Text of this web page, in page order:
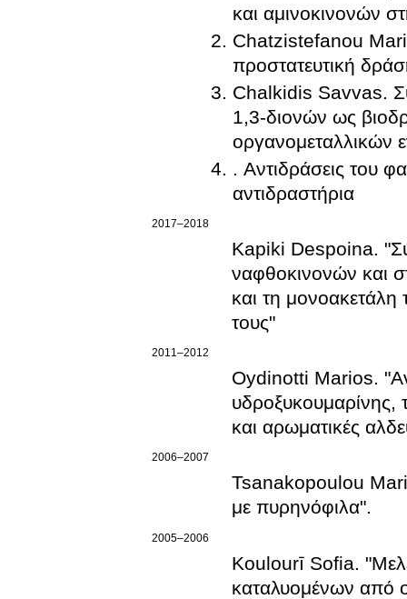
και αμινοκινονών
Chatzistefanou
προστατευτική
Chalkidis Savvas.
1,3-διονών ως
οργανομεταλλικών
. Αντιδράσεις του
αντιδραστήρια
2017–2018
Kapiki Despoina.
ναφθοκινονών και σταθερών ινδολυλο-ο-κινομεθιδίων από τη λοουσόνη
και τη μονοακετάλη
τους"
2011–2012
Oydinotti Marios.
υδροξυκουμαρίνης,
και αρωματικές
2006–2007
Tsanakopoulou
με πυρηνόφιλα".
2005–2006
Koulourī Sofia.
καταλυομένων από